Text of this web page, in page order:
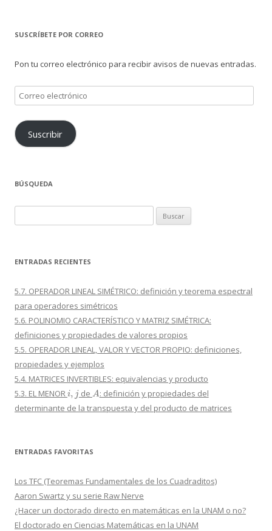
SUSCRÍBETE POR CORREO
Pon tu correo electrónico para recibir avisos de nuevas entradas.
Correo
electrónico
Suscribir
BÚSQUEDA
ENTRADAS RECIENTES
5.7. OPERADOR LINEAL SIMÉTRICO: definición y teorema espectral
para operadores simétricos
5.6. POLINOMIO CARACTERÍSTICO Y MATRIZ SIMÉTRICA:
definiciones y propiedades de valores propios
5.5. OPERADOR LINEAL, VALOR Y VECTOR PROPIO: definiciones,
propiedades y ejemplos
5.4. MATRICES INVERTIBLES: equivalencias y producto
5.3. EL MENORi,j de A: definición y propiedades del
determinante de la transpuesta y del producto de matrices
ENTRADAS FAVORITAS
Los TFC (Teoremas Fundamentales de los Cuadraditos)
Aaron Swartz y su serie Raw Nerve
¿Hacer un doctorado directo en matemáticas en la UNAM o no?
El doctorado en Ciencias Matemáticas en la UNAM